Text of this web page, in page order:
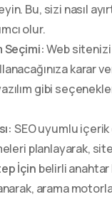
Bu, sizi nasıl
olur.
Seçimi:Web
karar
gibi
SEO uyumlu
planlayarak,
İçin belirli
arama